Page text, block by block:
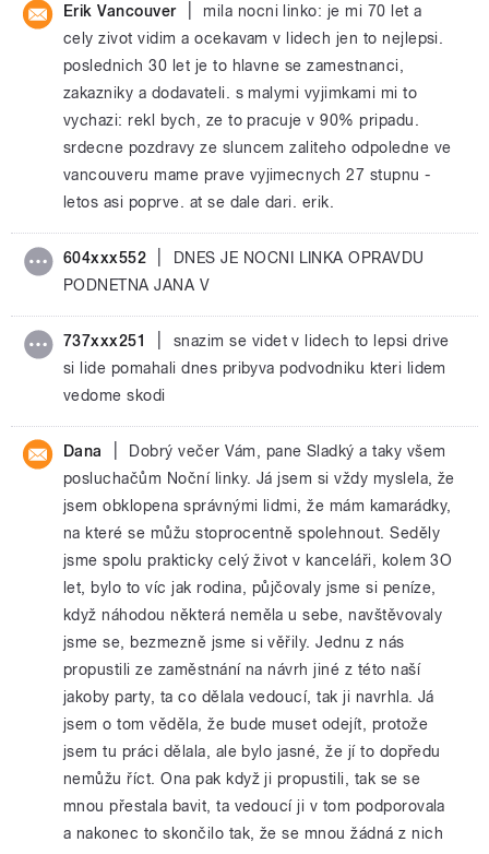
Erik Vancouver
mila nocni linko: je mi 70 let a
cely zivot vidim a ocekavam v lidech jen to nejlepsi.
poslednich 30 let je to hlavne se zamestnanci,
zakazniky a dodavateli. s malymi vyjimkami mi to
vychazi: rekl bych, ze to pracuje v 90% pripadu.
srdecne pozdravy ze sluncem zaliteho odpoledne ve
vancouveru mame prave vyjimecnych 27 stupnu -
letos asi poprve. at se dale dari. erik.
604xxx552
DNES JE NOCNI LINKA OPRAVDU
PODNETNA JANA V
737xxx251
snazim se videt v lidech to lepsi drive
si lide pomahali dnes pribyva podvodniku kteri lidem
vedome skodi
Dana
Dobrý večer Vám, pane Sladký a taky všem
posluchačům Noční linky. Já jsem si vždy myslela, že
jsem obklopena správnými lidmi, že mám kamarádky,
na které se můžu stoprocentně spolehnout. Seděly
jsme spolu prakticky celý život v kanceláři, kolem 3O
let, bylo to víc jak rodina, půjčovaly jsme si peníze,
když náhodou některá neměla u sebe, navštěvovaly
jsme se, bezmezně jsme si věřily. Jednu z nás
propustili ze zaměstnání na návrh jiné z této naší
jakoby party, ta co dělala vedoucí, tak ji navrhla. Já
jsem o tom věděla, že bude muset odejít, protože
jsem tu práci dělala, ale bylo jasné, že jí to dopředu
nemůžu říct. Ona pak když ji propustili, tak se se
mnou přestala bavit, ta vedoucí ji v tom podporovala
a nakonec to skončilo tak, že se mnou žádná z nich